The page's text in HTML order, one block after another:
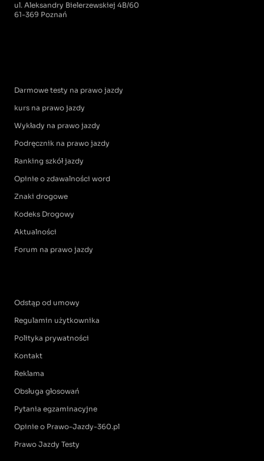
ul. Aleksandry Bielerzewskiej 4B/60
61-369 Poznań
Darmowe testy na prawo jazdy
kurs na prawo jazdy
Wykłady na prawo jazdy
Podręcznik na prawo jazdy
Ranking szkół jazdy
Opinie o zdawalności word
Znaki drogowe
Kodeks Drogowy
Aktualności
Forum na prawo jazdy
Odstąp od umowy
Regulamin użytkownika
Polityka prywatności
Kontakt
Reklama
Obsługa głosowań
Pytania egzaminacyjne
Opinie o Prawo-Jazdy-360.pl
Prawo Jazdy Testy